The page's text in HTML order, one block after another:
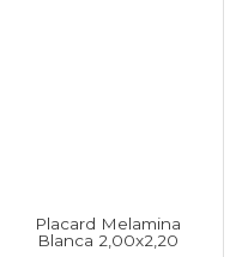
Placard Melamina
Blanca 2,00x2,20